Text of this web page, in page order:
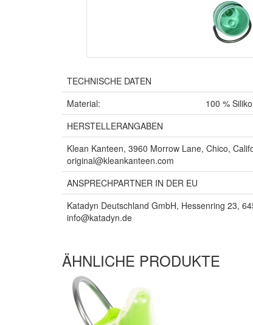
TECHNISCHE DATEN
Material:
100 %
HERSTELLERANGABEN
Klean Kanteen, 3960 Morrow Lane, Chico,
original@kleankanteen.com
ANSPRECHPARTNER IN DER EU
Katadyn Deutschland GmbH, Hessenring 23,
info@katadyn.de
ÄHNLICHE PRODUKTE